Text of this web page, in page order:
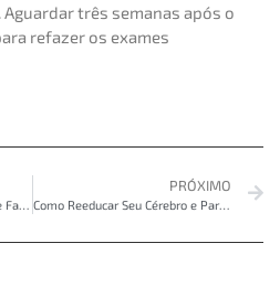
três semanas após o
refazer os exames
Está Sofrendo na Dieta? O Que Fazer?
PRÓXIMO
Como Reeducar Seu Cérebro e Parar de Ser Refém da Dopamina